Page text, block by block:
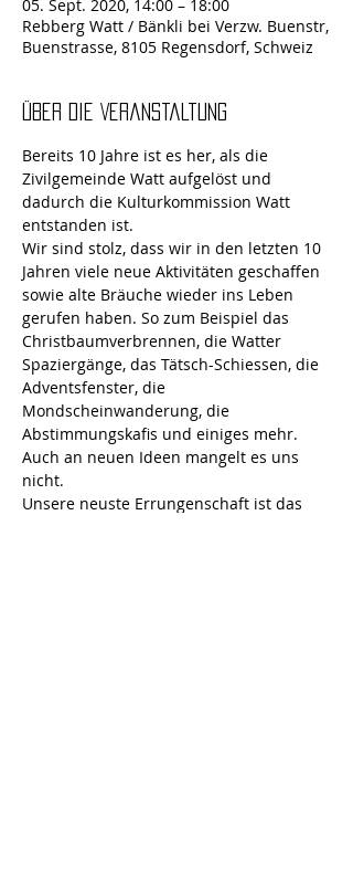
05. Sept. 2020, 14:00 – 18:00
Rebberg Watt / Bänkli bei Verzw. Buenstr,
Buenstrasse, 8105 Regensdorf, Schweiz
Über die Veranstaltung
Bereits 10 Jahre ist es her, als die
Zivilgemeinde Watt aufgelöst und
dadurch die Kulturkommission Watt
entstanden ist.
Wir sind stolz, dass wir in den letzten 10
Jahren viele neue Aktivitäten geschaffen
sowie alte Bräuche wieder ins Leben
gerufen haben. So zum Beispiel das
Christbaumverbrennen, die Watter
Spaziergänge, das Tätsch-Schiessen, die
Adventsfenster, die
Mondscheinwanderung, die
Abstimmungskafis und einiges mehr.
Auch an neuen Ideen mangelt es uns
nicht.
Unsere neuste Errungenschaft ist das